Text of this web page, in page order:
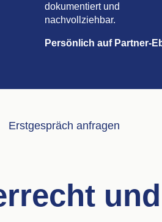
dokumentiert und
nachvollziehbar.
Persönlich auf Partner-
Erstgespräch anfragen